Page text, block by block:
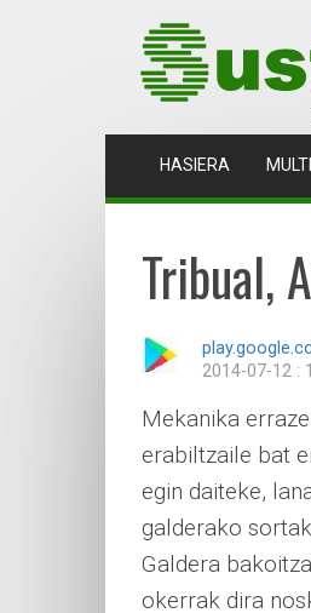
HASIERA
Tribual,
2014-07-12 :
Mekanika
erabiltzaile bat
egin daiteke,
galderako
Galdera
okerrak dira